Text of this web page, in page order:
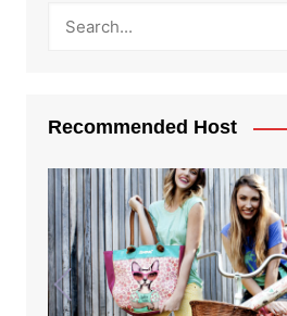
Recommended Host